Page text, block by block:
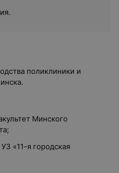
поликлиники и
Минского
«11-я городская